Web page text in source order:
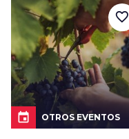
event OTROS EVENTOS
favorite_border